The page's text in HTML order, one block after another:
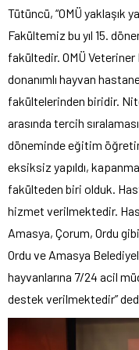
Tütüncü, “OMÜ yaklaşık
Fakültemiz bu yıl 15.
fakültedir. OMÜ
donanımlı hayvan
fakültelerinden biridir.
arasında tercih
döneminde eğitim
eksiksiz yapıldı,
fakülteden biri olduk.
hizmet verilmektedir.
Amasya, Çorum, Ordu
Ordu ve Amasya
hayvanlarına 7/24 acil
destek verilmektedir”